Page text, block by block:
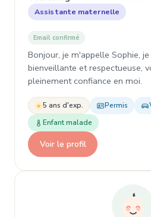
Assistante maternelle
Email confirmé
Bonjour, je m'appelle Sophie,
bienveillante et respectueuse,
pleinement confiance en moi.
5 ans d'exp. Permis
Enfant malade
Voir le profil